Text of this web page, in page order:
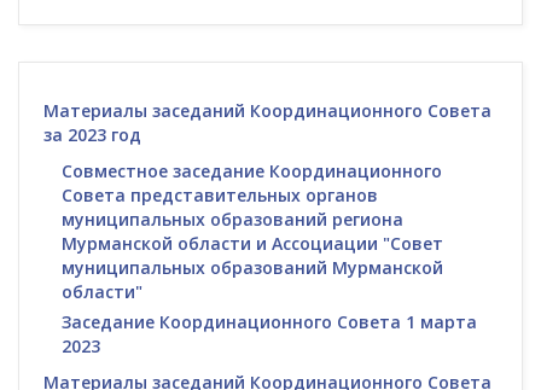
Материалы заседаний Координационного Совета
за 2023 год
Совместное заседание Координационного
Совета представительных органов
муниципальных образований региона
Мурманской области и Ассоциации "Совет
муниципальных образований Мурманской
области"
Заседание Координационного Совета 1 марта
2023
Материалы заседаний Координационного Совета